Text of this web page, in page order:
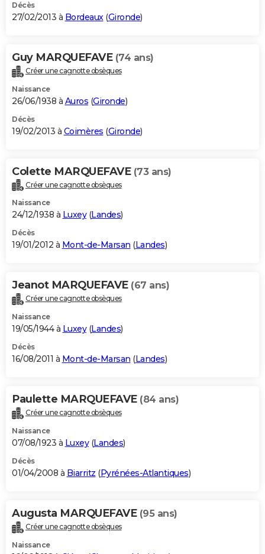
Décès
27/02/2013 à Bordeaux(Gironde)
Guy MARQUEFAVE (74 ans)
Créer une cagnotte obsèques
Naissance
26/06/1938 à Auros (Gironde)
Décès
19/02/2013 à Coimères (Gironde)
Colette MARQUEFAVE (73 ans)
Créer une cagnotte obsèques
Naissance
24/12/1938 à Luxey(Landes)
Décès
19/01/2012 à Mont-de-Marsan (Landes)
Jeanot MARQUEFAVE (67 ans)
Créer une cagnotte obsèques
Naissance
19/05/1944 à Luxey(Landes)
Décès
16/08/2011 à Mont-de-Marsan (Landes)
Paulette MARQUEFAVE (84 ans)
Créer une cagnotte obsèques
Naissance
07/08/1923 à Luxey(Landes)
Décès
01/04/2008 à Biarritz (Pyrénées-Atlantiques)
Augusta MARQUEFAVE (95 ans)
Créer une cagnotte obsèques
Naissance